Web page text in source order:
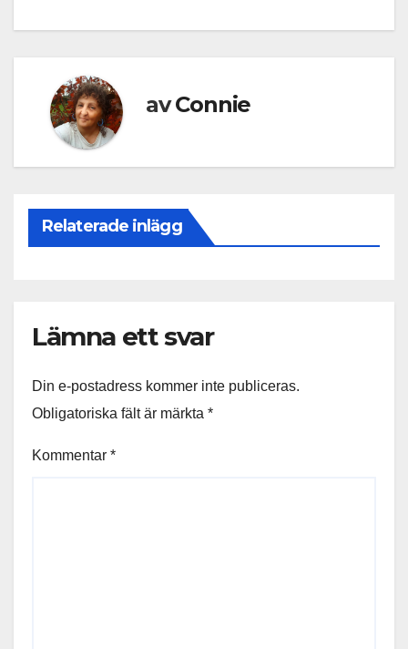
avConnie
Relaterade inlägg
Lämna ett svar
Din e-postadress kommer inte publiceras.
Obligatoriska fält är märkta *
Kommentar *